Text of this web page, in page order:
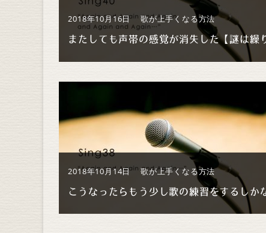
2018年10月16日 歌が上手くなる方法
2018年10月14日 歌が上手くなる方法